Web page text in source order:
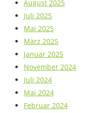
August 2025
Juli 2025
Mai 2025
März 2025
Januar 2025
November 2024
Juli 2024
Mai 2024
Februar 2024